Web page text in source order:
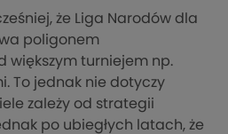
że Liga Narodów dla
poligonem
większym turniejem np.
To jednak nie dotyczy
zależy od strategii
po ubiegłych latach, że